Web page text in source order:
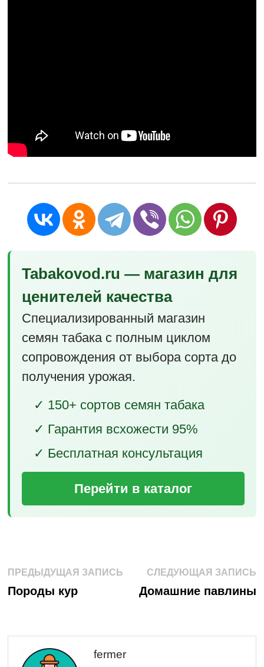
Tabakovod.ru — магазин для
ценителей качества
Специализированный магазин
семян табака с полным циклом
сопровождения от выбора сорта до
получения урожая.
✓ 150+ сортов семян табака
✓ Гарантия всхожести 95%
✓ Бесплатная консультация
Перейти в каталог
Навигация
по
ПРЕДЫДУЩАЯ ЗАПИСЬПредыдущая
запись:
Породы кур
СЛЕДУЮЩАЯ ЗАПИСЬ
Домашние павлины
fermer